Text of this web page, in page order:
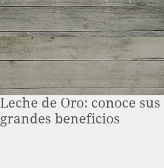
Leche de Oro: conoce sus
grandes beneficios